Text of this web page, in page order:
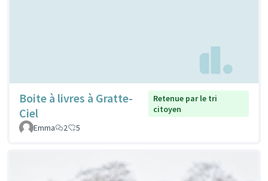
Boite à livres à Gratte-
Ciel
Retenue par le tri
citoyen
Emma
2 5